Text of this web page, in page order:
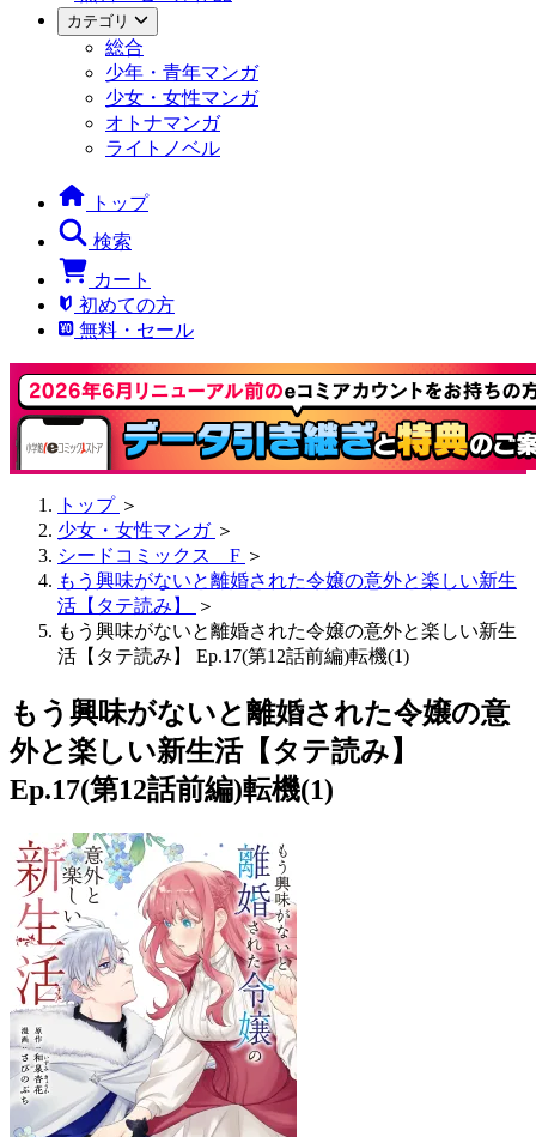
カテゴリ
総合
少年・青年マンガ
少女・女性マンガ
オトナマンガ
ライトノベル
トップ
検索
カート
初めての方
無料・セール
トップ ＞
少女・女性マンガ ＞
シードコミックス F ＞
もう興味がないと離婚された令嬢の意外と楽しい新生
活【タテ読み】
＞
もう興味がないと離婚された令嬢の意外と楽しい新生
活【タテ読み】 Ep.17(第12話前編)転機(1)
もう興味がないと離婚された令嬢の意
外と楽しい新生活【タテ読み】
Ep.17(第12話前編)転機(1)